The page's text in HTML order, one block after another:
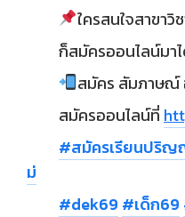
ใครสนใจสาขา
ก็สมัครออนไลน์มา
สมัคร สัมภาษณ์
สมัครออนไลน์ที่
#สมัครเรียนปริ
ม่
#dek69 #เด็ก69